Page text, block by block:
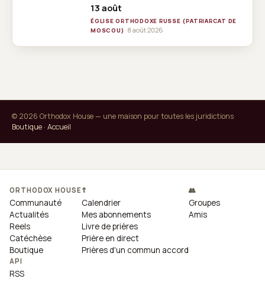
13 août
ÉGLISE ORTHODOXE RUSSE (PATRIARCAT DE
MOSCOU) · 8 août 2026
© 2026 Orthodox House — une maison pour toutes les juridictions
Boutique · Accueil
ORTHODOX HOUSE
Communauté
Actualités
Reels
Catéchèse
Boutique
☦
Calendrier
Mes abonnements
Livre de prières
Prière en direct
Prières d'un commun accord
👥
Groupes
Amis
API
RSS